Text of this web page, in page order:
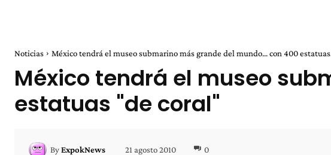
Noticias México tendrá el museo submarino más grande del mundo... con 400
México tendrá el museo
estatuas "de coral"
ByExpokNews 21 agosto 2010 0